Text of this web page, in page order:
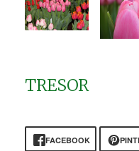
TRESOR
FACEBOOK